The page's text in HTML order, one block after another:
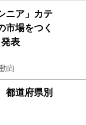
ニア」カテ
市場をつく
発表
向
府県別
都道府県別